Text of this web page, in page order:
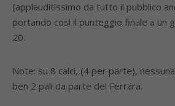
(applauditissimo da tutto il pubblico
portando così il punteggio finale a un
20.
Note: su 8 calci, (4 per parte),
ben 2 pali da parte del Ferrara.